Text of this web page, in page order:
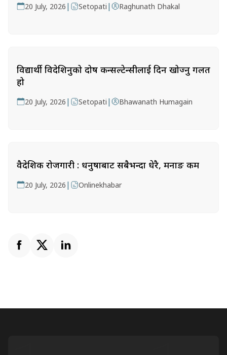
20 July, 2026 | Setopati | Raghunath Dhakal
विद्यार्थी विदेशिनुको दोष कन्सल्टेन्सीलाई दिन खोज्नु गलत
हो
20 July, 2026 | Setopati | Bhawanath Humagain
वैदेशिक रोजगारी : धनुषाबाट सबैभन्दा धेरै, मनाङ कम
20 July, 2026 | Onlinekhabar